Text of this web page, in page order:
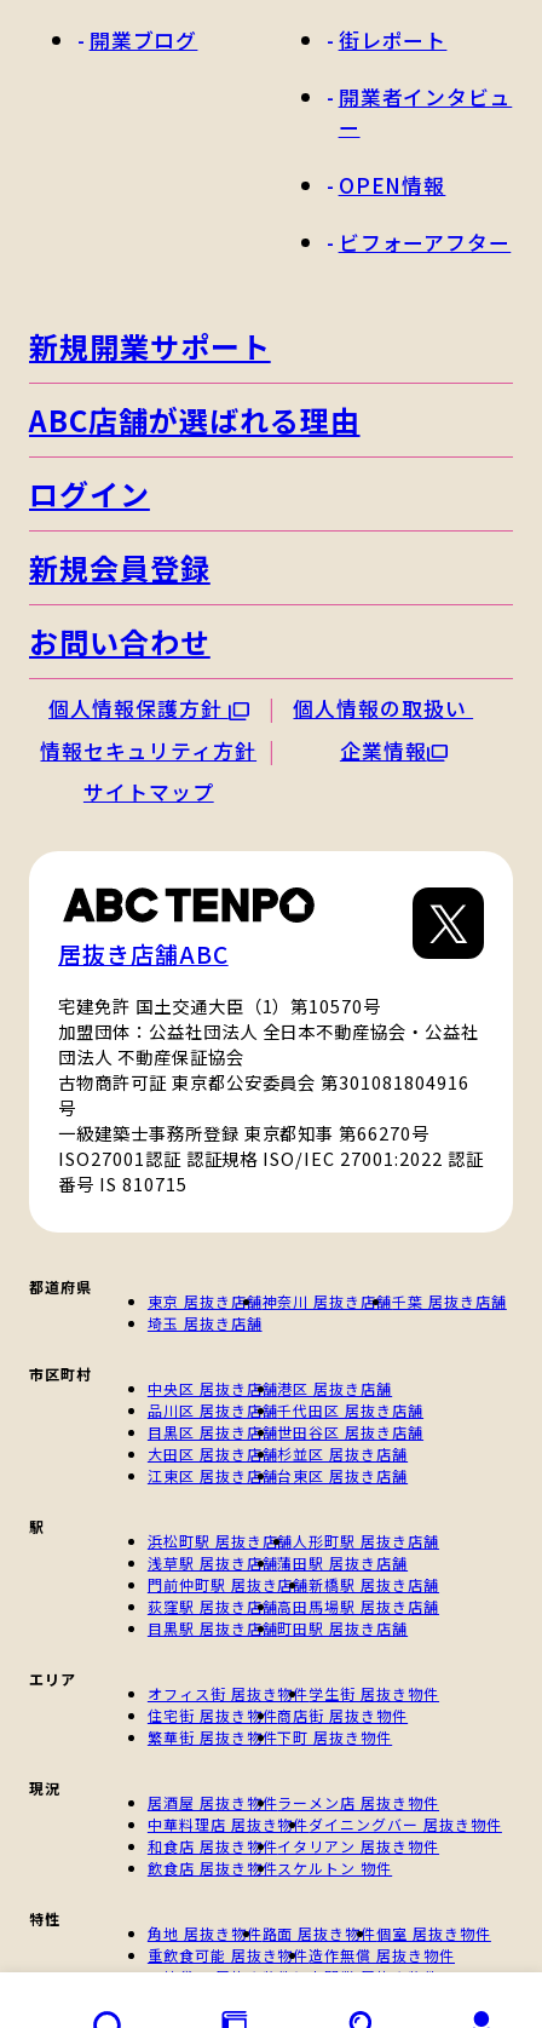
開業ブログ
街レポート
開業者インタビュ
ー
OPEN情報
ビフォーアフター
新規開業サポート
ABC店舗が選ばれる理由
ログイン
新規会員登録
お問い合わせ
個人情報保護方針
個人情報の取扱い
情報セキュリティ方針
企業情報
サイトマップ
居抜き店舗ABC
宅建免許 国土交通大臣（1）第10570号
加盟団体：公益社団法人 全日本不動産協会・公益社
団法人 不動産保証協会
古物商許可証 東京都公安委員会 第301081804916
号
一級建築士事務所登録 東京都知事 第66270号
ISO27001認証 認証規格 ISO/IEC 27001:2022 認証
番号 IS 810715
都道府県
東京 居抜き店舗神奈川 居抜き店舗千葉 居抜き店舗
埼玉 居抜き店舗
市区町村
中央区 居抜き店舗港区 居抜き店舗
品川区 居抜き店舗千代田区 居抜き店舗
目黒区 居抜き店舗世田谷区 居抜き店舗
大田区 居抜き店舗杉並区 居抜き店舗
江東区 居抜き店舗台東区 居抜き店舗
駅
浜松町駅 居抜き店舗人形町駅 居抜き店舗
浅草駅 居抜き店舗蒲田駅 居抜き店舗
門前仲町駅 居抜き店舗新橋駅 居抜き店舗
荻窪駅 居抜き店舗高田馬場駅 居抜き店舗
目黒駅 居抜き店舗町田駅 居抜き店舗
エリア
オフィス街 居抜き物件学生街 居抜き物件
住宅街 居抜き物件商店街 居抜き物件
繁華街 居抜き物件下町 居抜き物件
現況
居酒屋 居抜き物件ラーメン店 居抜き物件
中華料理店 居抜き物件ダイニングバー 居抜き物件
和食店 居抜き物件イタリアン 居抜き物件
飲食店 居抜き物件スケルトン 物件
特性
角地 居抜き物件路面 居抜き物件個室 居抜き物件
重飲食可能 居抜き物件造作無償 居抜き物件
一棟貸し 居抜き物件個人開業 居抜き物件